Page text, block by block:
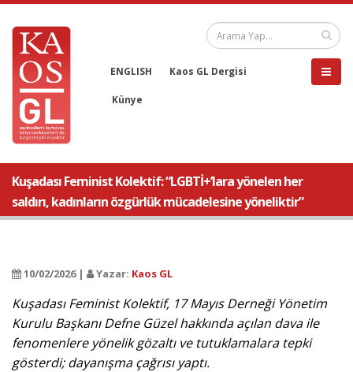
ENGLISH Kaos GL Dergisi
Künye
Kuşadası Feminist Kolektif: “LGBTİ+’lara yönelen her
saldırı, kadınların özgürlük mücadelesine yöneliktir”
10/02/2026 | Yazar: Kaos GL
Kuşadası Feminist Kolektif, 17 Mayıs Derneği Yönetim
Kurulu Başkanı Defne Güzel hakkında açılan dava ile
fenomenlere yönelik gözaltı ve tutuklamalara tepki
gösterdi; dayanışma çağrısı yaptı.